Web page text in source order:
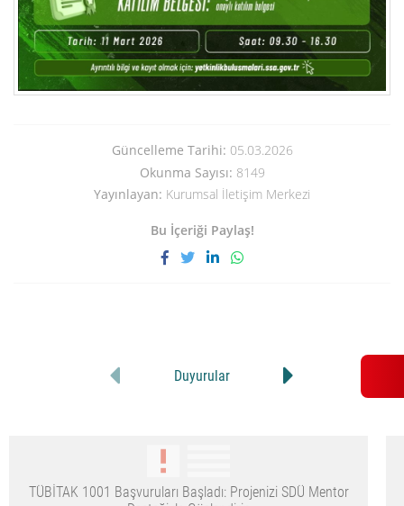
Güncelleme Tarihi: 05.03.2026
Okunma Sayısı: 8149
Yayınlayan: Kurumsal İletişim Merkezi
Bu İçeriği Paylaş!
Duyurular
TÜBİTAK 1001 Başvuruları Başladı: Projenizi SDÜ Mentor